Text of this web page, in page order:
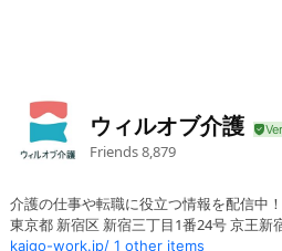
ウィルオブ介護
Friends8,879
介護の仕事や転職に役立つ情報を配信中！
東京都 新宿区 新宿三丁目1番24号 京王新
kaigo-work.jp/ 1 other items